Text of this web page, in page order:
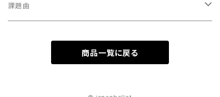
課題曲
商品一覧に戻る